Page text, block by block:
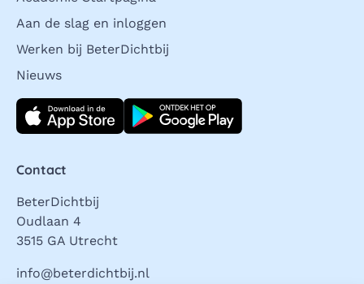
Aan de slag en inloggen
Werken bij BeterDichtbij
Nieuws
Download direct
Contact
BeterDichtbij
Oudlaan 4
3515 GA Utrecht
info@beterdichtbij.nl